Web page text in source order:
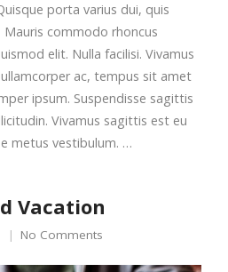
porta varius dui, quis
commodo rhoncus
elit. Nulla facilisi. Vivamus
ac, tempus sit amet
ipsum. Suspendisse sagittis
Vivamus sagittis est eu
metus vestibulum. …
Vacation
No Comments